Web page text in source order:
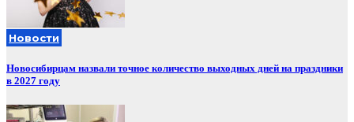
Новости
Новосибирцам назвали точное количество выходных дней на праздники
в 2027 году